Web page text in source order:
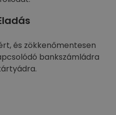
és zökkenőmentesen
bankszámládra